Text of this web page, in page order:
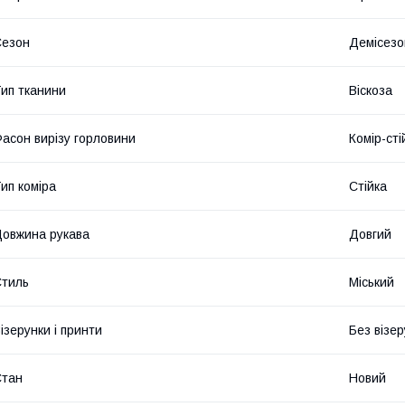
тканини Віскоза
вирізу горловини Комір-
коміра Стійка
рукава Довгий
Міський
і принти Без
Новий